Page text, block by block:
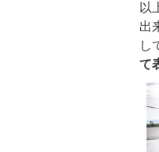
以
出
し
て